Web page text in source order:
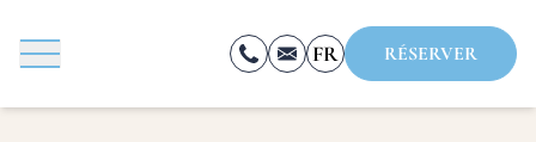
FR
RÉSERVER